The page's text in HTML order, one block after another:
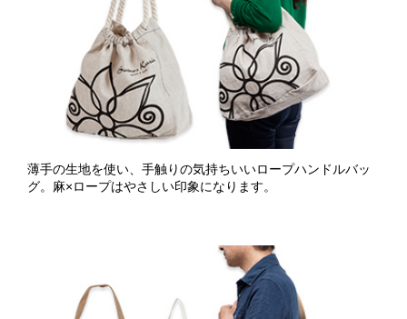
薄手の生地を使い、手触りの気持ちいいロープハンドルバッ
グ。麻×ロープはやさしい印象になります。